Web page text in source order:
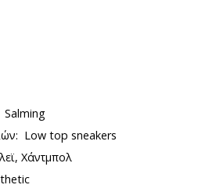
Salming
Low top sneakers
Χάντμπολ